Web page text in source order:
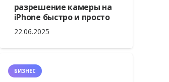
разрешение камеры на
iPhone быстро и просто
22.06.2025
БИЗНЕС